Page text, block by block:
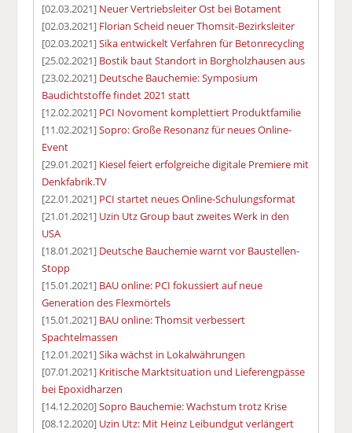
[02.03.2021] Neuer Vertriebsleiter Ost bei Botament
[02.03.2021] Florian Scheid neuer Thomsit-Bezirksleiter
[02.03.2021]Sika entwickelt Verfahren für Betonrecycling
[25.02.2021] Bostik baut Standort in Borgholzhausen aus
[23.02.2021] Deutsche Bauchemie: Symposium
Baudichtstoffe findet 2021 statt
[12.02.2021] PCI Novoment komplettiert Produktfamilie
[11.02.2021]Sopro: Große Resonanz für neues Online-
Event
[29.01.2021] Kiesel feiert erfolgreiche digitale Premiere mit
Denkfabrik.TV
[22.01.2021] PCI startet neues Online-Schulungsformat
[21.01.2021] Uzin Utz Group baut zweites Werk in den
USA
[18.01.2021] Deutsche Bauchemie warnt vor Baustellen-
Stopp
[15.01.2021] BAU online: PCI fokussiert auf neue
Generation des Flexmörtels
[15.01.2021] BAU online: Thomsit verbessert
Spachtelmassen
[12.01.2021]Sika wächst in Lokalwährungen
[07.01.2021] Kritische Marktsituation und Lieferengpässe
bei Epoxidharzen
[14.12.2020]Sopro Bauchemie: Wachstum trotz Krise
[08.12.2020] Uzin Utz: Mit Heinz Leibundgut verlängert